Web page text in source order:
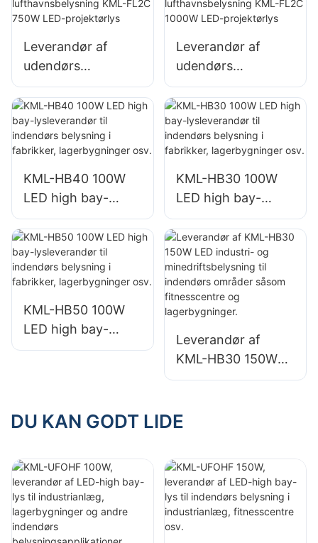
byggepladser
byggepladser
Leverandør af
udendørs
havneterminal- og
lufthavnsbelysning
KML-FL2C 750W
LED-projektørlys
Leverandør af
udendørs
havneterminal- og
lufthavnsbelysning
KML-FL2C 1000W
LED-projektørlys
KML-HB40 100W
LED high bay-
lysleverandør til
indendørs
belysning i
fabrikker,
KML-HB30 100W
LED high bay-
lysleverandør til
indendørs
belysning i
fabrikker,
lagerbygninger osv.
KML-HB50 100W
LED high bay-
lysleverandør til
lagerbygninger osv.
Leverandør af
KML-HB30 150W
LED industri- og
til indendørs
fitnesscentre og
lagerbygninger.
DU KAN GODT LIDE